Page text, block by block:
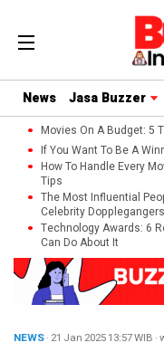
News Jasa Buzzer
Movies On A Budget: 5
If You Want To Be A
How To Handle Every
Tips
The Most Influential
Celebrity Dopplegangers
Technology Awards: 6
Can Do About It
NEWS· 21 Jan 202513:57WIB ·